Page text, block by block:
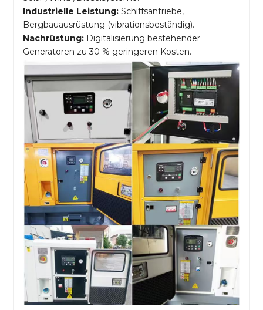
Industrielle Leistung:Schiffsantriebe,
Bergbauausrüstung (vibrationsbeständig).
Nachrüstung: Digitalisierung bestehender
Generatoren zu 30 % geringeren Kosten.